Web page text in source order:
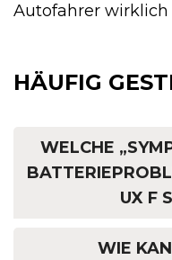
Autofahrer
HÄUFIG
WELCHE
UX F
WIE